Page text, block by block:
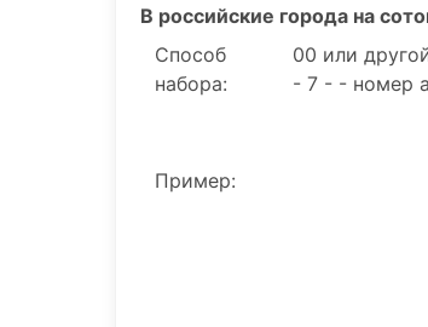
В российские города на
Способ
набора:
00 или
- 7 - - номер
Пример: